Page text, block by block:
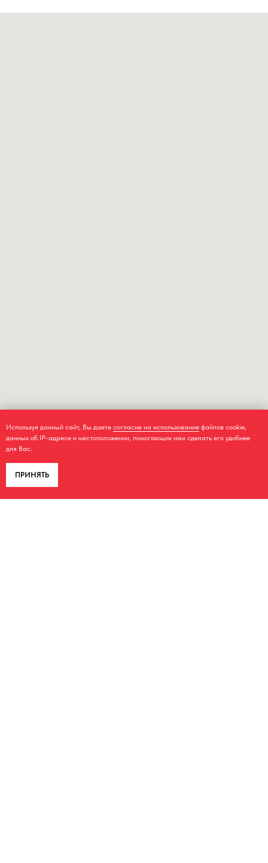
Используя данный сайт, Вы даете согласие на использование файлов cookie,
данных об IP-адресе и местоположении, помогающих нам сделать его удобнее
для Вас.
ПРИНЯТЬ